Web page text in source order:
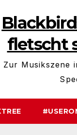
fletscht
Zur Musikszene